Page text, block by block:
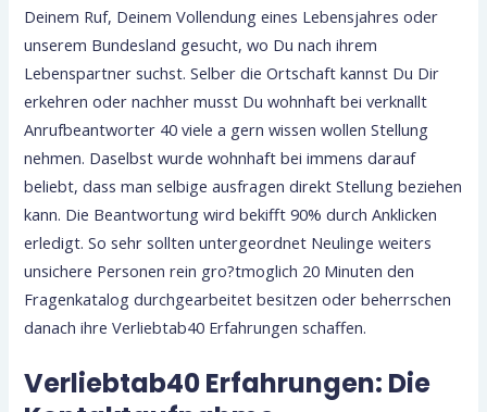
Deinem Ruf, Deinem Vollendung eines Lebensjahres oder
unserem Bundesland gesucht, wo Du nach ihrem
Lebenspartner suchst. Selber die Ortschaft kannst Du Dir
erkehren oder nachher musst Du wohnhaft bei verknallt
Anrufbeantworter 40 viele a gern wissen wollen Stellung
nehmen. Daselbst wurde wohnhaft bei immens darauf
beliebt, dass man selbige ausfragen direkt Stellung beziehen
kann. Die Beantwortung wird bekifft 90% durch Anklicken
erledigt. So sehr sollten untergeordnet Neulinge weiters
unsichere Personen rein gro?tmoglich 20 Minuten den
Fragenkatalog durchgearbeitet besitzen oder beherrschen
danach ihre Verliebtab40 Erfahrungen schaffen.
Verliebtab40 Erfahrungen: Die